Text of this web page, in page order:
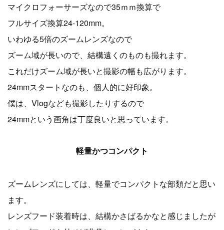
マイクロフォーサーズなので35ｍｍ換算で
フルサイズ換算24-120mm。
いわゆる5倍のズームレンズなので
ズーム域が長いので、結構遠くのものも撮れます。
これだけズーム域が長いと撮影の幅も広がります。
24mmスタートなのも、個人的に好印象。
僕は、Vlogなども撮影したりするので
24mmという画角は丁度良いと思っています。
軽量かつコンパクト
ズームレンズにしては、軽量でコンパクトな部類だと思い
ます。
レンズフード装着時は、結構かさばるかなと感じましたが